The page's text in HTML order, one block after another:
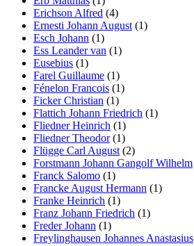
Erichson Alfred (4)
Ernesti Johann August (1)
Esch Johann (1)
Ess Leander van (1)
Eusebius (1)
Farel Guillaume (1)
Fénelon Francois (1)
Ficker Christian (1)
Flattich Johann Friedrich (1)
Fliedner Heinrich (1)
Fliedner Theodor(1)
Flügge Carl August (2)
Forstmann Johann Gangolf Wilhelm
Franck Salomo (1)
Francke August Hermann (1)
Franke Heinrich (1)
Franz Johann Friedrich (1)
Freder Johann (1)
Freylinghausen Johannes Anastasius